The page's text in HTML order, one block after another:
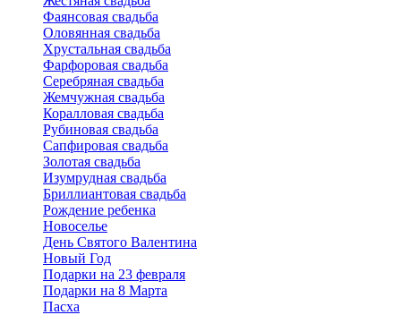
Фаянсовая свадьба
Оловянная свадьба
Хрустальная свадьба
Фарфоровая свадьба
Серебряная свадьба
Жемчужная свадьба
Коралловая свадьба
Рубиновая свадьба
Сапфировая свадьба
Золотая свадьба
Изумрудная свадьба
Бриллиантовая свадьба
Рождение ребенка
Новоселье
День Святого Валентина
Новый Год
Подарки на 23 февраля
Подарки на 8 Марта
Пасха